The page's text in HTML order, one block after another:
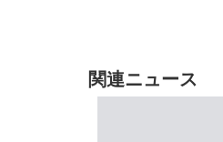
関連ニュース